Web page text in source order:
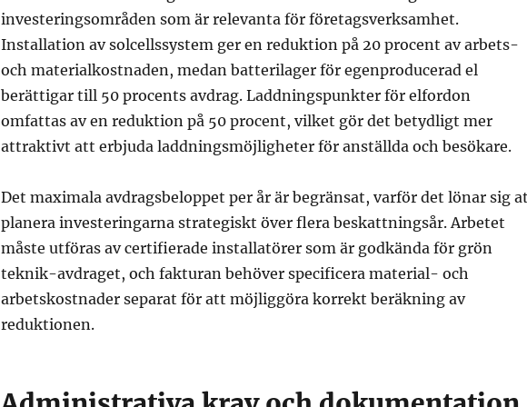
investeringsområden som är relevanta för företagsverksamhet.
Installation av solcellssystem ger en reduktion på 20 procent av arbets-
och materialkostnaden, medan batterilager för egenproducerad el
berättigar till 50 procents avdrag. Laddningspunkter för elfordon
omfattas av en reduktion på 50 procent, vilket gör det betydligt mer
attraktivt att erbjuda laddningsmöjligheter för anställda och besökare.
Det maximala avdragsbeloppet per år är begränsat, varför det lönar sig
planera investeringarna strategiskt över flera beskattningsår. Arbetet
måste utföras av certifierade installatörer som är godkända för grön
teknik-avdraget, och fakturan behöver specificera material- och
arbetskostnader separat för att möjliggöra korrekt beräkning av
reduktionen.